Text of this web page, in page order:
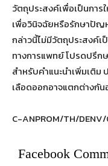
วัตถุประสงค์เพื่อเป็นการ
เพื่อวินิจฉัยหรือรักษาปัญ
กล่าวนี้ไม่มีวัตถุประสงค์
ทางการแพทย์ โปรดปรึก
สำหรับคำแนะนำเพิ่มเติ
เลือดออกอาจแตกต่างกัน
C-ANPROM/TH/
Facebook